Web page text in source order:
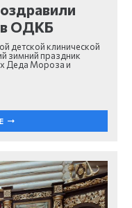
ОДКБ
детской клинической
зимний праздник
Деда Мороза и